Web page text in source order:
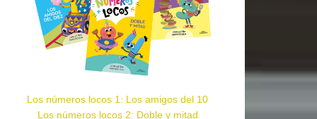
Los números locos 1: Los amigos del 10
Los números locos 2: Doble y mitad